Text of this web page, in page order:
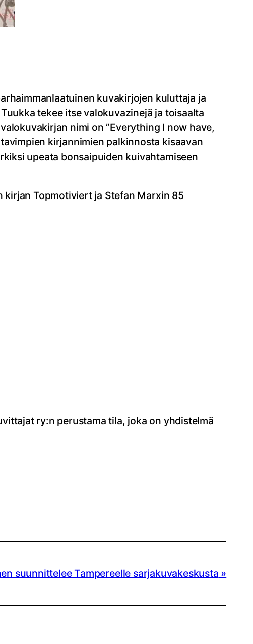
kuvakirjojen kuluttaja ja
tekee itse valokuvazinejä ja toisaalta
nimi on ”Everything I now have,
kirjannimien palkinnosta kisaavan
upeata bonsaipuiden kuivahtamiseen
kirjan Topmotiviert ja Stefan Marxin 85
ry:n perustama tila, joka on yhdistelmä
suunnittelee Tampereelle sarjakuvakeskusta